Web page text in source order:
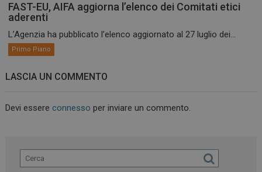
FAST-EU, AIFA aggiorna l’elenco dei Comitati etici
aderenti
L’Agenzia ha pubblicato l’elenco aggiornato al 27 luglio dei...
Primo Piano
LASCIA UN COMMENTO
Devi essereconnesso per inviare un commento.